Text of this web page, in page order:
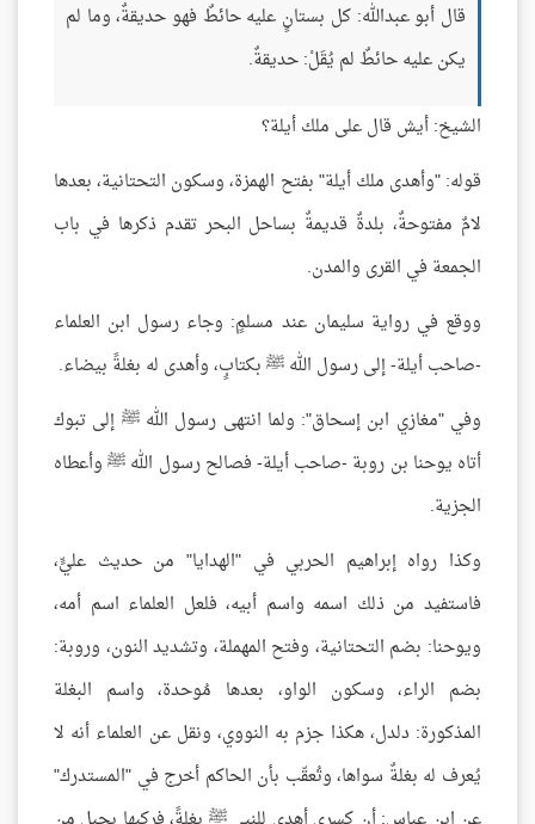
قال أبو عبدالله: كل بستانٍ عليه حائطٌ فهو حديقةٌ، وما لم
يكن عليه حائطٌ لم يُقَلْ: حديقةٌ.
الشيخ: أيش قال على ملك أيلة؟
قوله: "وأهدى ملك أيلة" بفتح الهمزة، وسكون التحتانية، بعدها
لامٌ مفتوحةٌ، بلدةٌ قديمةٌ بساحل البحر تقدم ذكرها في باب
الجمعة في القرى والمدن.
ووقع في رواية سليمان عند مسلمٍ: وجاء رسول ابن العلماء
-صاحب أيلة- إلى رسول الله ﷺ بكتابٍ، وأهدى له بغلةً بيضاء.
وفي "مغازي ابن إسحاق": ولما انتهى رسول الله ﷺ إلى تبوك
أتاه يوحنا بن روبة -صاحب أيلة- فصالح رسول الله ﷺ وأعطاه
الجزية.
وكذا رواه إبراهيم الحربي في "الهدايا" من حديث عليٍّ،
فاستفيد من ذلك اسمه واسم أبيه، فلعل العلماء اسم أمه،
ويوحنا: بضم التحتانية، وفتح المهملة، وتشديد النون، وروبة:
بضم الراء، وسكون الواو، بعدها مُوحدة، واسم البغلة
المذكورة: دلدل، هكذا جزم به النووي، ونقل عن العلماء أنه لا
يُعرف له بغلةٌ سواها، وتُعقّب بأن الحاكم أخرج في "المستدرك"